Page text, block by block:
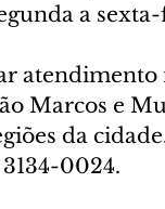
a sexta-
Marcos e
da
0024.